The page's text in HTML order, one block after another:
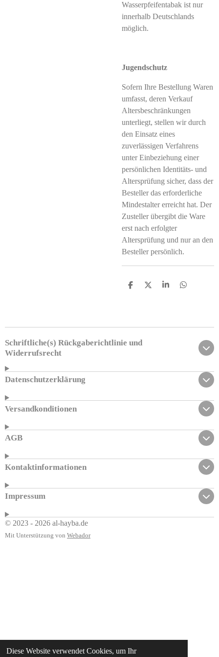
Diese Website verwendet Cookies, um Ihr
Wasserpfeifentabak ist nur
innerhalb Deutschlands
möglich.
Jugendschutz
Sofern Ihre Bestellung Waren
umfasst, deren Verkauf
Altersbeschränkungen
unterliegt, stellen wir durch
den Einsatz eines
zuverlässigen Verfahrens
unter Einbeziehung einer
persönlichen Identitäts- und
Altersprüfung sicher, dass der
Besteller das erforderliche
Mindestalter erreicht hat. Der
Zusteller übergibt die Ware
erst nach erfolgter
Altersprüfung und nur an den
Besteller persönlich.
T
n
T
n
T
n
T
n
Schriftliche(s) Rückgaberichtlinie und
Widerrufsrecht
Datenschutzerklärung
Versandkonditionen
AGB
Kontaktinformationen
Impressum
© 2023 - 2026 al-hayba.de
Mit Unterstützung von Webador